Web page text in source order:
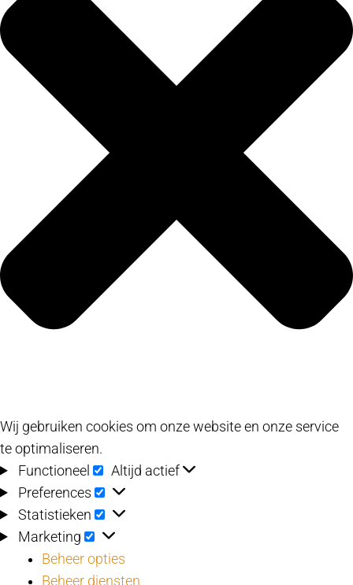
Wij gebruiken cookies om onze website en onze service
te optimaliseren.
Functioneel
Functioneel
Altijd actief
Preferences
Preferences
Statistieken Statistieken
Marketing Marketing
Beheer opties
Beheer diensten